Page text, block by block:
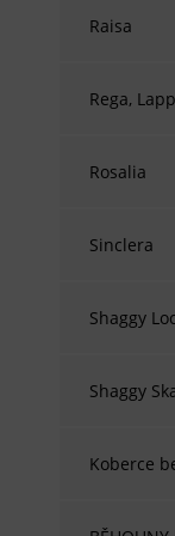
Raisa
Rega,
Rosalia
Sinclera
Shaggy
Shaggy
Koberce